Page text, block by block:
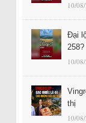
10/
Đại
258?
10/
thị
10/